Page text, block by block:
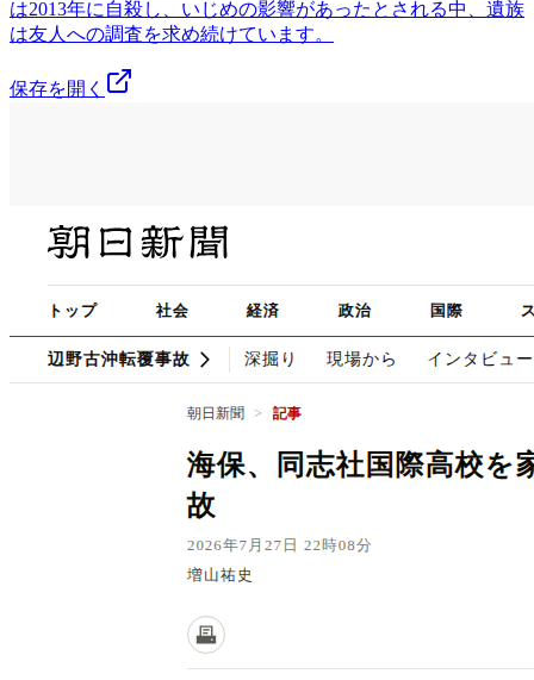
は2013年に自殺し、いじめの影響があったとされる中、遺族
は友人への調査を求め続けています。
保存を開く